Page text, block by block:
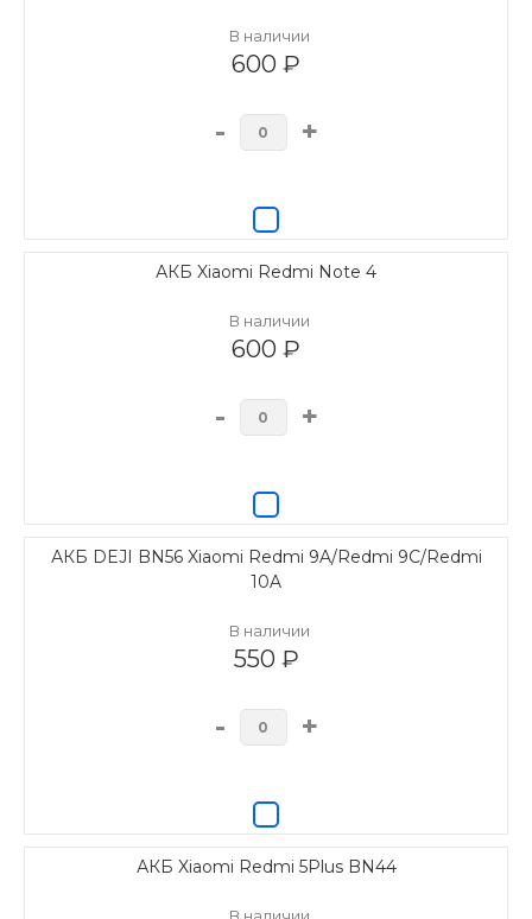
В наличии
600 ₽
- +
АКБ Xiaomi Redmi Note 4
В наличии
600 ₽
- +
АКБ DEJI BN56 Xiaomi Redmi 9A/Redmi 9C/Redmi
10A
В наличии
550 ₽
- +
АКБ Xiaomi Redmi 5Plus BN44
В наличии